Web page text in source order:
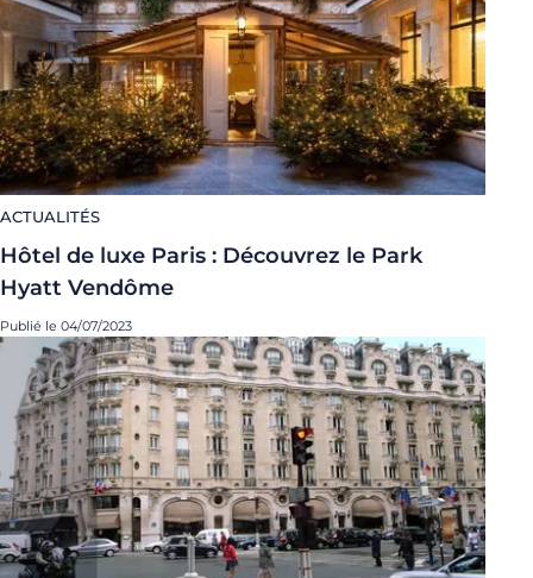
ACTUALITÉS
Hôtel de luxe Paris : Découvrez le Park
Hyatt Vendôme
Publié le 04/07/2023